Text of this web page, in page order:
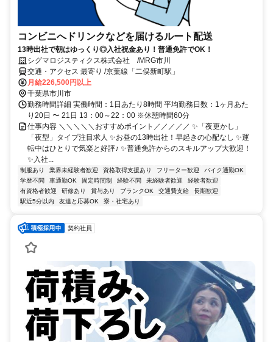
コンビニへドリンクなどを届けるルート配送
13時出社で朝はゆっくり◎入社祝金あり！普通免許でOK！
シグマロジスティクス株式会社 /MRG市川
交通・アクセス 最寄り /京葉線「二俣新町駅」
月給226,500円以上
千葉県市川市
勤務時間詳細 実働時間：1日あたり8時間 平均勤務日数：1ヶ月あた
り20日 〜 21日 13：00～22：00 ※休憩時間60分
仕事内容 ＼＼＼＼＼おすすめポイント／／／／／ ✨「夜更かし」
「夜型」タイプ注目求人 ✨お昼の13時出社！早起きの心配なし ✨運
転中はひとりで気楽と好評♪ ✨普通免許からのスキルアップ大歓迎！
✨入社...
制服あり 業界未経験者歓迎 資格取得支援あり フリーター歓迎
バイク通勤OK
学歴不問
車通勤OK 固定時間制 経験不問 未経験者歓迎
経験者歓迎
有資格者歓迎
研修あり 賞与あり ブランクOK 交通費支給
長期歓迎
駅近5分以内
友達と応募OK 寮・社宅あり
契約社員